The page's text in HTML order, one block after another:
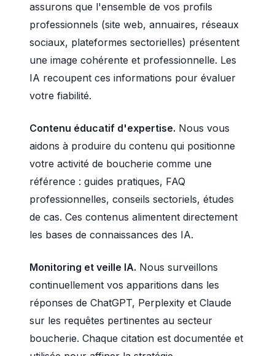
assurons que l'ensemble de vos profils
professionnels (site web, annuaires, réseaux
sociaux, plateformes sectorielles) présentent
une image cohérente et professionnelle. Les
IA recoupent ces informations pour évaluer
votre fiabilité.
Contenu éducatif d'expertise. Nous vous
aidons à produire du contenu qui positionne
votre activité de boucherie comme une
référence : guides pratiques, FAQ
professionnelles, conseils sectoriels, études
de cas. Ces contenus alimentent directement
les bases de connaissances des IA.
Monitoring et veille IA. Nous surveillons
continuellement vos apparitions dans les
réponses de ChatGPT, Perplexity et Claude
sur les requêtes pertinentes au secteur
boucherie. Chaque citation est documentée et